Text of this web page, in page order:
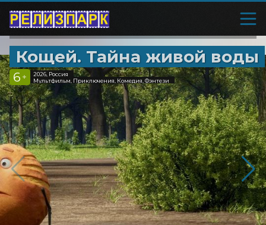
Кощей. Тайна живой воды
6 +
2026, Россия
Мультфильм, Приключения, Комедия, Фэнтези